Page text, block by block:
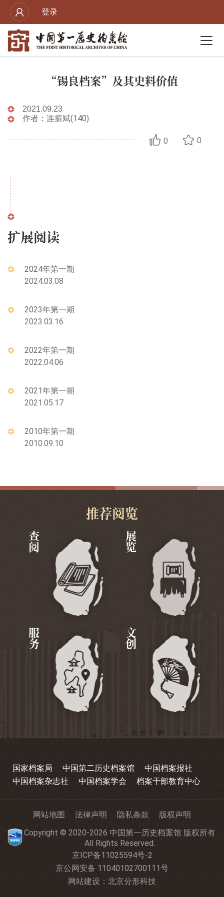
登录
“锡良档案”及其史料价值
2021.09.23
作者：连振斌(140)
0 0
扩展阅读
2024年第一期
2024.03.08
2023年第一期
2023.03.16
2022年第一期
2022.04.06
2021年第一期
2021.05.17
2010年第一期
2010.09.10
推荐阅览
查阅 展览
服务 文创
国家档案局 中国第二历史档案馆
中国档案报社
中国档案杂志社
中国档案学会 档案干部教育中心
网站地图 法律声明 隐私条款
版权声明
Copyright © 2020-2026 中国第一历史档案馆 版权所有
All Rights Reserved.
京ICP备11025594号-2
京公网安备 11040102700111号
网站建设 ： 北京分形科技